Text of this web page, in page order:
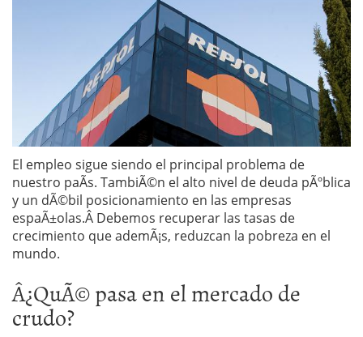
El empleo sigue siendo el principal problema de
nuestro paÃ­s. TambiÃ©n el alto nivel de deuda pÃºblica
y un dÃ©bil posicionamiento en las empresas
espaÃ±olas.Â Debemos recuperar las tasas de
crecimiento que ademÃ¡s, reduzcan la pobreza en el
mundo.
Â¿QuÃ© pasa en el mercado de
crudo?